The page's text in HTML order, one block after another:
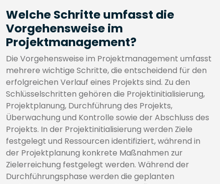
Welche Schritte umfasst die
Vorgehensweise im
Projektmanagement?
Die Vorgehensweise im Projektmanagement umfasst
mehrere wichtige Schritte, die entscheidend für den
erfolgreichen Verlauf eines Projekts sind. Zu den
Schlüsselschritten gehören die Projektinitialisierung,
Projektplanung, Durchführung des Projekts,
Überwachung und Kontrolle sowie der Abschluss des
Projekts. In der Projektinitialisierung werden Ziele
festgelegt und Ressourcen identifiziert, während in
der Projektplanung konkrete Maßnahmen zur
Zielerreichung festgelegt werden. Während der
Durchführungsphase werden die geplanten